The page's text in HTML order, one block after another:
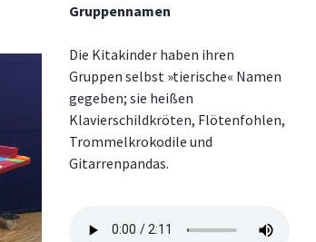
Gruppennamen
Die Kitakinder haben ihren
Gruppen selbst »tierische« Namen
gegeben; sie heißen
Klavierschildkröten, Flötenfohlen,
Trommelkrokodile und
Gitarrenpandas.